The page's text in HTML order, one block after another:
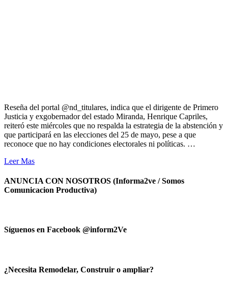
Reseña del portal @nd_titulares, indica que el dirigente de Primero
Justicia y exgobernador del estado Miranda, Henrique Capriles,
reiteró este miércoles que no respalda la estrategia de la abstención y
que participará en las elecciones del 25 de mayo, pese a que
reconoce que no hay condiciones electorales ni políticas. …
Leer Mas
ANUNCIA CON NOSOTROS (Informa2ve / Somos
Comunicacion Productiva)
Síguenos en Facebook @inform2Ve
¿Necesita Remodelar, Construir o ampliar?